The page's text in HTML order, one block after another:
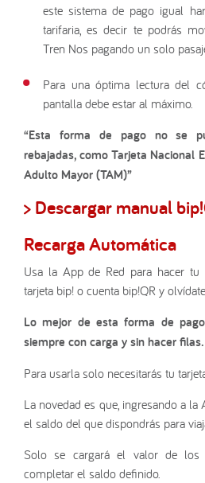
este sistema de pago igual
tarifaria, es decir te podrás
Tren Nos pagando un solo
Para una óptima lectura del
pantalla debe estar al máximo.
“Esta forma de pago no se
rebajadas, como Tarjeta Nacional
Adulto Mayor (TAM)”
> Descargar manual
Recarga Automática
Usa la App de Red para hacer tu
tarjeta bip! o cuenta bip!QR y
Lo mejor de esta forma de
siempre con carga y sin hacer filas.
Para usarla solo necesitarás tu
La novedad es que, ingresando a la
el saldo del que dispondrás para
Solo se cargará el valor de los
completar el saldo definido.